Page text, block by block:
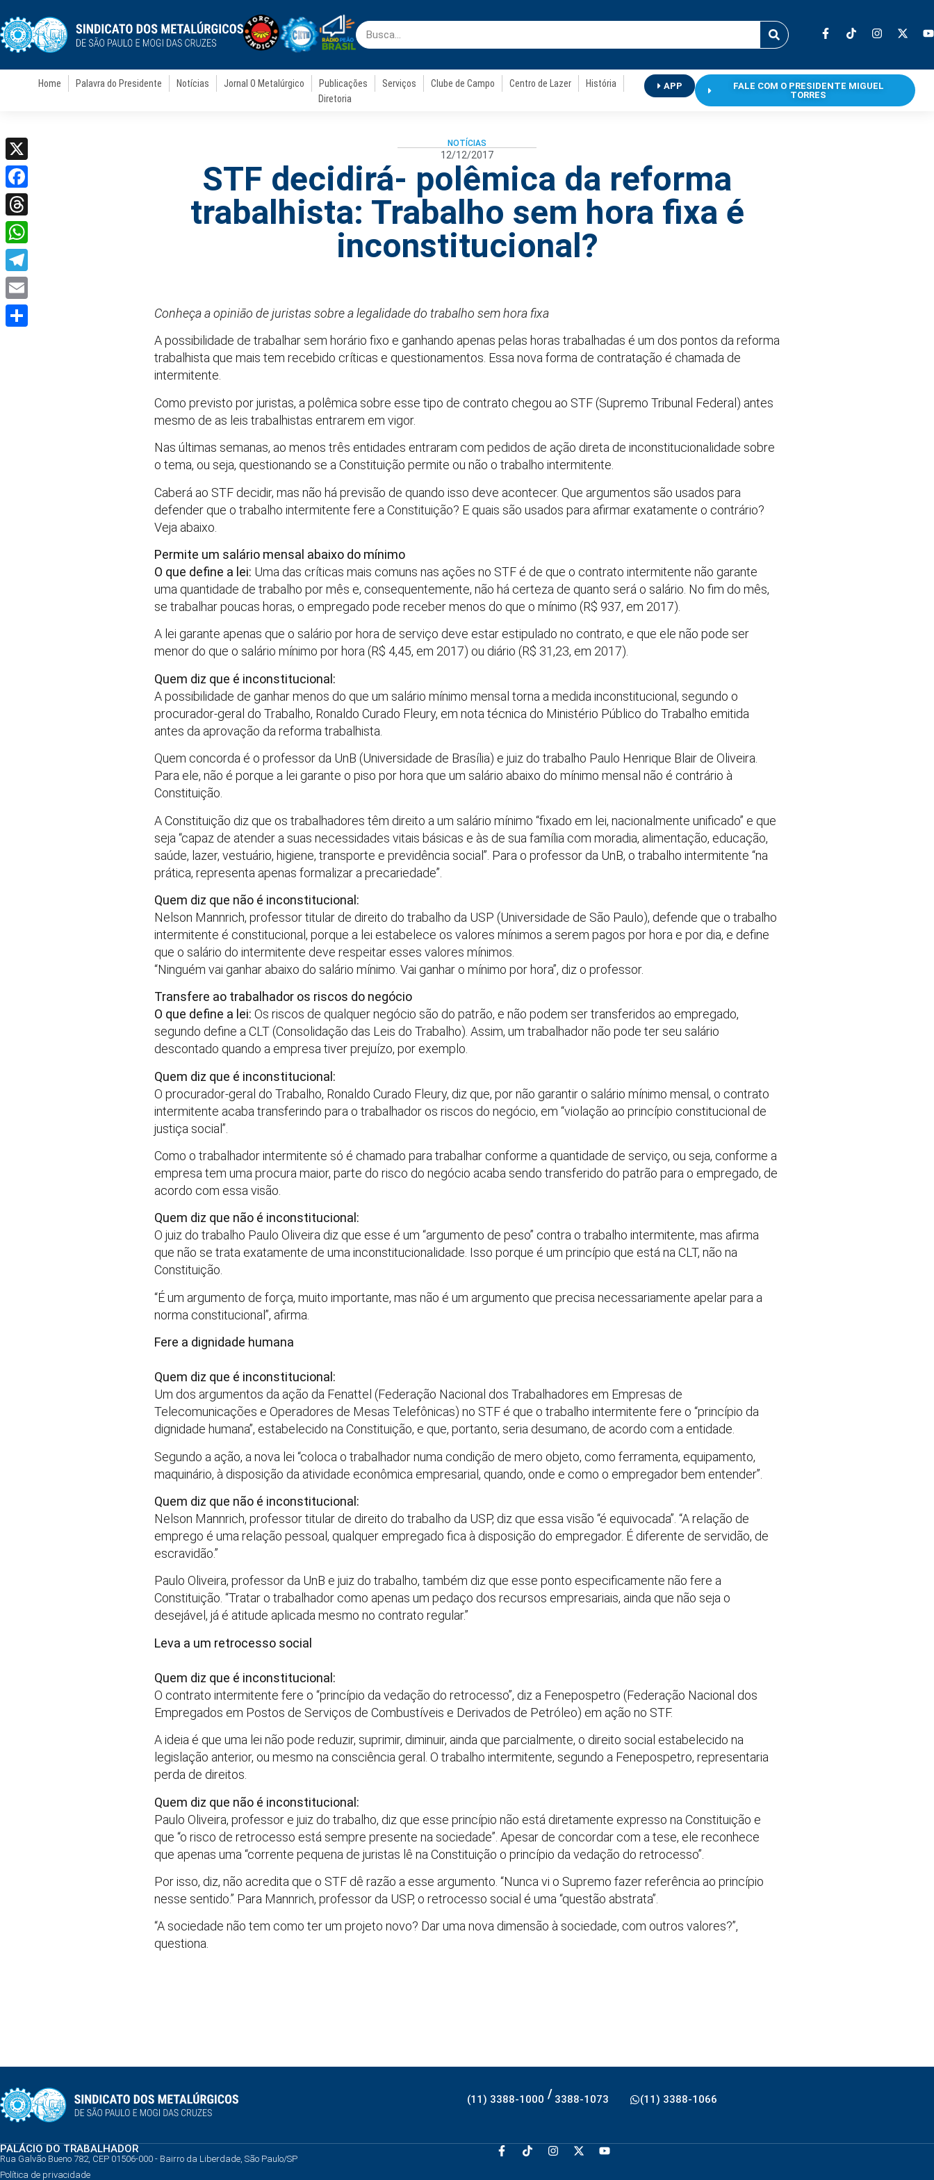
Home Palavra do Presidente Notícias Jornal O Metalúrgico Publicações Serviços Clube de Campo Centro de Lazer
História
Diretoria
APP
FALE COM O PRESIDENTE MIGUEL
TORRES
NOTÍCIAS
12/12/2017
STF decidirá- polêmica da reforma
trabalhista: Trabalho sem hora fixa é
inconstitucional?
Conheça a opinião de juristas sobre a legalidade do trabalho sem hora fixa
A possibilidade de trabalhar sem horário fixo e ganhando apenas pelas horas trabalhadas é um dos pontos da reforma
trabalhista que mais tem recebido críticas e questionamentos. Essa nova forma de contratação é chamada de
intermitente.
Como previsto por juristas, a polêmica sobre esse tipo de contrato chegou ao STF (Supremo Tribunal Federal) antes
mesmo de as leis trabalhistas entrarem em vigor.
Nas últimas semanas, ao menos três entidades entraram com pedidos de ação direta de inconstitucionalidade sobre
o tema, ou seja, questionando se a Constituição permite ou não o trabalho intermitente.
Caberá ao STF decidir, mas não há previsão de quando isso deve acontecer. Que argumentos são usados para
defender que o trabalho intermitente fere a Constituição? E quais são usados para afirmar exatamente o contrário?
Veja abaixo.
Permite um salário mensal abaixo do mínimo
O que define a lei: Uma das críticas mais comuns nas ações no STF é de que o contrato intermitente não garante
uma quantidade de trabalho por mês e, consequentemente, não há certeza de quanto será o salário. No fim do mês,
se trabalhar poucas horas, o empregado pode receber menos do que o mínimo (R$ 937, em 2017).
A lei garante apenas que o salário por hora de serviço deve estar estipulado no contrato, e que ele não pode ser
menor do que o salário mínimo por hora (R$ 4,45, em 2017) ou diário (R$ 31,23, em 2017).
Quem diz que é inconstitucional:
A possibilidade de ganhar menos do que um salário mínimo mensal torna a medida inconstitucional, segundo o
procurador-geral do Trabalho, Ronaldo Curado Fleury, em nota técnica do Ministério Público do Trabalho emitida
antes da aprovação da reforma trabalhista.
Quem concorda é o professor da UnB (Universidade de Brasília) e juiz do trabalho Paulo Henrique Blair de Oliveira.
Para ele, não é porque a lei garante o piso por hora que um salário abaixo do mínimo mensal não é contrário à
Constituição.
A Constituição diz que os trabalhadores têm direito a um salário mínimo “fixado em lei, nacionalmente unificado” e que
seja “capaz de atender a suas necessidades vitais básicas e às de sua família com moradia, alimentação, educação,
saúde, lazer, vestuário, higiene, transporte e previdência social”. Para o professor da UnB, o trabalho intermitente “na
prática, representa apenas formalizar a precariedade”.
Quem diz que não é inconstitucional:
Nelson Mannrich, professor titular de direito do trabalho da USP (Universidade de São Paulo), defende que o trabalho
intermitente é constitucional, porque a lei estabelece os valores mínimos a serem pagos por hora e por dia, e define
que o salário do intermitente deve respeitar esses valores mínimos.
“Ninguém vai ganhar abaixo do salário mínimo. Vai ganhar o mínimo por hora”, diz o professor.
Transfere ao trabalhador os riscos do negócio
O que define a lei: Os riscos de qualquer negócio são do patrão, e não podem ser transferidos ao empregado,
segundo define a CLT (Consolidação das Leis do Trabalho). Assim, um trabalhador não pode ter seu salário
descontado quando a empresa tiver prejuízo, por exemplo.
Quem diz que é inconstitucional:
O procurador-geral do Trabalho, Ronaldo Curado Fleury, diz que, por não garantir o salário mínimo mensal, o contrato
intermitente acaba transferindo para o trabalhador os riscos do negócio, em “violação ao princípio constitucional de
justiça social”.
Como o trabalhador intermitente só é chamado para trabalhar conforme a quantidade de serviço, ou seja, conforme a
empresa tem uma procura maior, parte do risco do negócio acaba sendo transferido do patrão para o empregado, de
acordo com essa visão.
Quem diz que não é inconstitucional:
O juiz do trabalho Paulo Oliveira diz que esse é um “argumento de peso” contra o trabalho intermitente, mas afirma
que não se trata exatamente de uma inconstitucionalidade. Isso porque é um princípio que está na CLT, não na
Constituição.
“É um argumento de força, muito importante, mas não é um argumento que precisa necessariamente apelar para a
norma constitucional”, afirma.
Fere a dignidade humana
Quem diz que é inconstitucional:
Um dos argumentos da ação da Fenattel (Federação Nacional dos Trabalhadores em Empresas de
Telecomunicações e Operadores de Mesas Telefônicas) no STF é que o trabalho intermitente fere o “princípio da
dignidade humana”, estabelecido na Constituição, e que, portanto, seria desumano, de acordo com a entidade.
Segundo a ação, a nova lei “coloca o trabalhador numa condição de mero objeto, como ferramenta, equipamento,
maquinário, à disposição da atividade econômica empresarial, quando, onde e como o empregador bem entender”.
Quem diz que não é inconstitucional:
Nelson Mannrich, professor titular de direito do trabalho da USP, diz que essa visão “é equivocada”. “A relação de
emprego é uma relação pessoal, qualquer empregado fica à disposição do empregador. É diferente de servidão, de
escravidão.”
Paulo Oliveira, professor da UnB e juiz do trabalho, também diz que esse ponto especificamente não fere a
Constituição. “Tratar o trabalhador como apenas um pedaço dos recursos empresariais, ainda que não seja o
desejável, já é atitude aplicada mesmo no contrato regular.”
Leva a um retrocesso social
Quem diz que é inconstitucional:
O contrato intermitente fere o “princípio da vedação do retrocesso”, diz a Fenepospetro (Federação Nacional dos
Empregados em Postos de Serviços de Combustíveis e Derivados de Petróleo) em ação no STF.
A ideia é que uma lei não pode reduzir, suprimir, diminuir, ainda que parcialmente, o direito social estabelecido na
legislação anterior, ou mesmo na consciência geral. O trabalho intermitente, segundo a Fenepospetro, representaria
perda de direitos.
Quem diz que não é inconstitucional:
Paulo Oliveira, professor e juiz do trabalho, diz que esse princípio não está diretamente expresso na Constituição e
que “o risco de retrocesso está sempre presente na sociedade”. Apesar de concordar com a tese, ele reconhece
que apenas uma “corrente pequena de juristas lê na Constituição o princípio da vedação do retrocesso”.
Por isso, diz, não acredita que o STF dê razão a esse argumento. “Nunca vi o Supremo fazer referência ao princípio
nesse sentido.” Para Mannrich, professor da USP, o retrocesso social é uma “questão abstrata”.
“A sociedade não tem como ter um projeto novo? Dar uma nova dimensão à sociedade, com outros valores?”,
questiona.
(11) 3388-1000 / 3388-1073 (11) 3388-1066
PALÁCIO DO TRABALHADOR
Rua Galvão Bueno 782, CEP 01506-000 - Bairro da Liberdade, São Paulo/SP
Política de privacidade
X
Facebook
Threads
WhatsApp
Telegram
Email